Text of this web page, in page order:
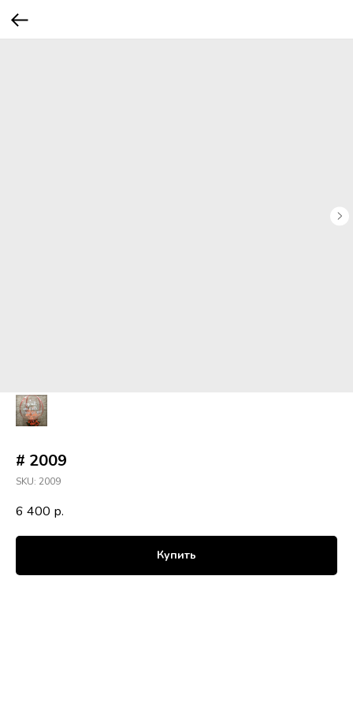
# 2009
SKU: 2009
6 400 р.
Купить